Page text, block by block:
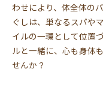
わせにより、体全体の
ぐしは、単なるスパや
イルの一環として位置
ルと一緒に、心も身体
せんか？